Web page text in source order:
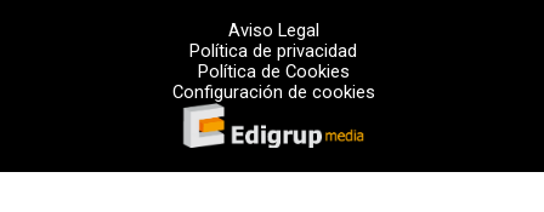
Aviso Legal
Política de privacidad
Política de Cookies
Configuración de cookies